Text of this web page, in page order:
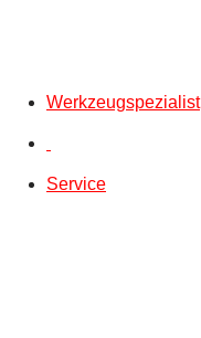
Werkzeugspezialist
Service